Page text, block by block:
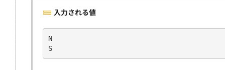
入力される値
N
S